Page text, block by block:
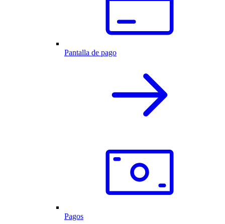
Pantalla de pago
Pagos